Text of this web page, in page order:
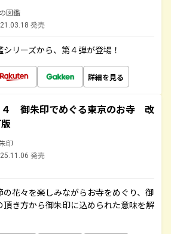
図鑑
発売
シリーズから、第４弾が登場！
詳細を見る
４ 御朱印でめぐる東京のお寺 改
印
発売
花々を楽しみながらお寺をめぐり、御
き方から御朱印に込められた意味を解